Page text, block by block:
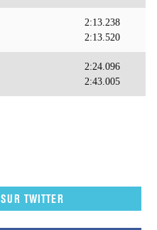
2:13.238
2:13.520
2:24.096
2:43.005
TWITTER